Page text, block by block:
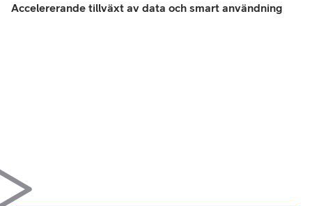
Accelererande tillväxt av data och smart användning